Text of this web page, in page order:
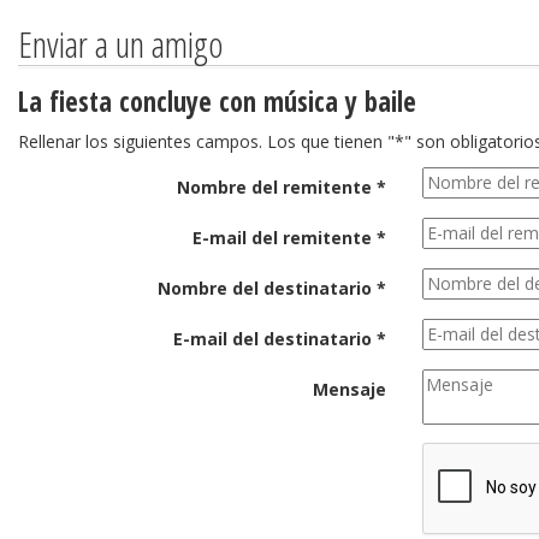
Enviar a un amigo
La fiesta concluye con música y baile
Rellenar los siguientes campos. Los que tienen "*" son
Nombre del remitente *
E-mail del remitente *
Nombre del destinatario *
E-mail del destinatario *
Mensaje